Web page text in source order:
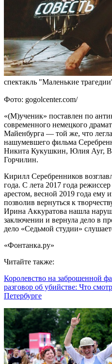
спектакль "Маленькие
Фото: gogolcenter.com/
«(М)ученик» поставлен по
современного немецкого
Майенбурга — той же, что
нашумевшего фильма
Никита Кукушкин, Юлия Ауг,
Горчилин.
Кирилл Серебренников
года. С лета 2017 года
арестом, весной 2019 года ему
позволив вернуться к
Ирина Аккуратова нашла
заключении и вернула дело в
дело «Седьмой студии»
«Фонтанка.ру»
Читайте также:
Королевство на заброшенной
разговор об убийстве: Что
Петербурге